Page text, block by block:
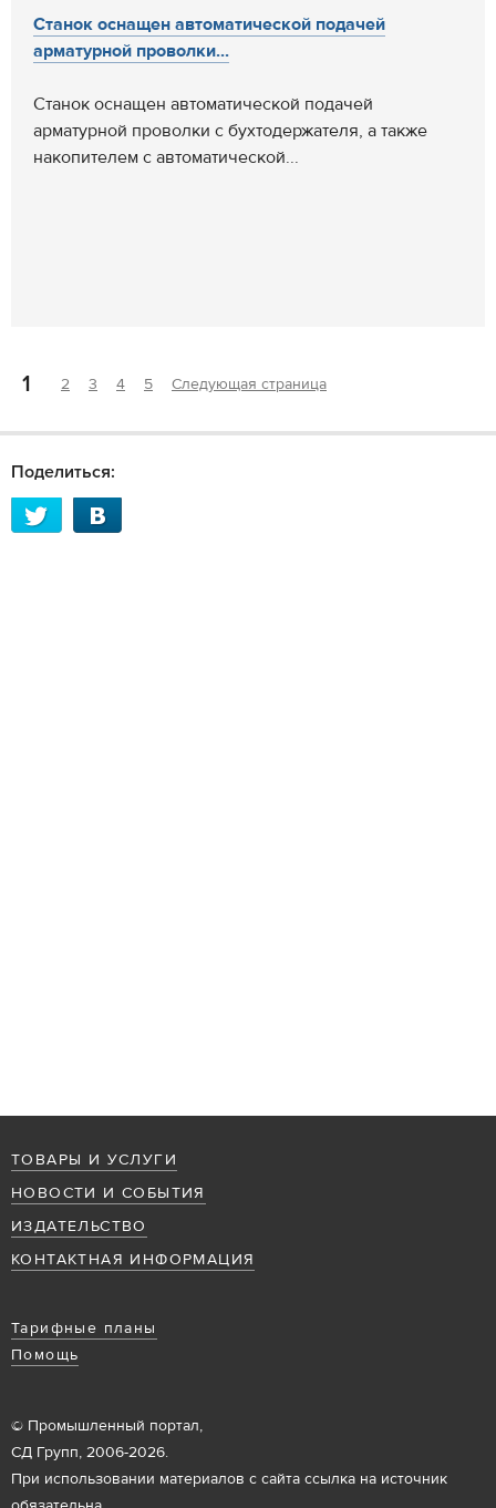
Станок оснащен автоматической подачей
арматурной проволки...
Станок оснащен автоматической подачей
арматурной проволки с бухтодержателя, а также
накопителем с автоматической...
1 2 3 4 5 Следующая страница
Поделиться:
ТОВАРЫ И УСЛУГИ
НОВОСТИ И СОБЫТИЯ
ИЗДАТЕЛЬСТВО
КОНТАКТНАЯ ИНФОРМАЦИЯ
Тарифные планы
Помощь
© Промышленный портал,
СД Групп, 2006-2026.
При использовании материалов с сайта ссылка на источник